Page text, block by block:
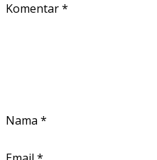
Komentar*
Nama *